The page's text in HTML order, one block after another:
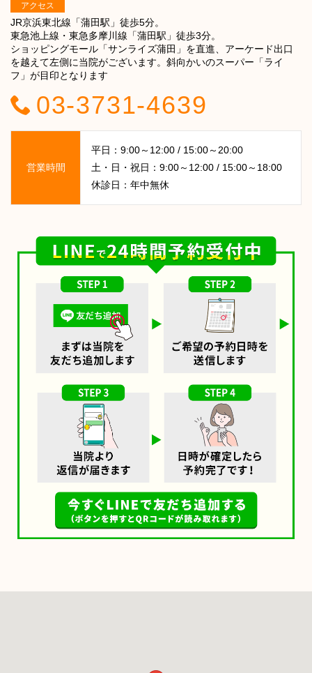
アクセス
JR京浜東北線「蒲田駅」徒歩5分。
東急池上線・東急多摩川線「蒲田駅」徒歩3分。
ショッピングモール「サンライズ蒲田」を直進、アーケード出口
を越えて左側に当院がございます。斜向かいのスーパー「ライ
フ」が目印となります
03-3731-4639
営業時間
平日：9:00～12:00 / 15:00～20:00
土・日・祝日：9:00～12:00 / 15:00～18:00
休診日：年中無休